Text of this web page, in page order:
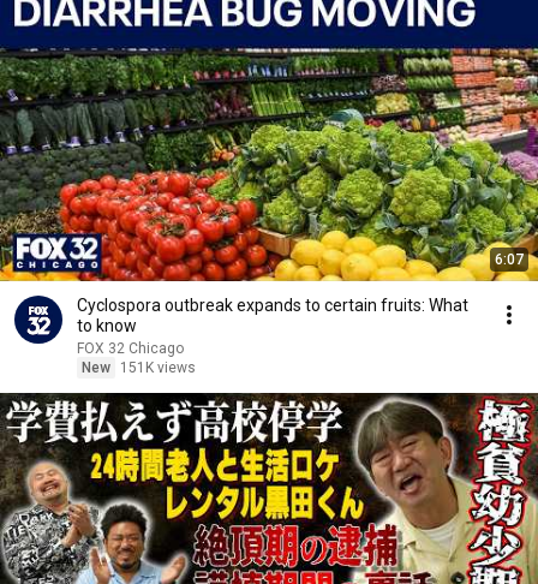
6:07
Cyclospora outbreak expands to certain fruits: What
to know
FOX 32 Chicago
New
151K views